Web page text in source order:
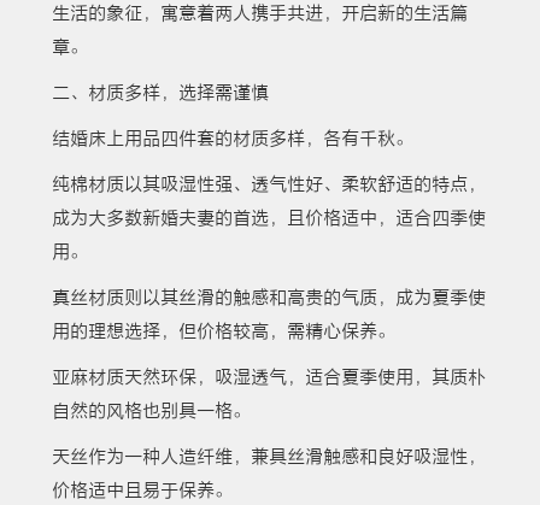
生活的象征，寓意着两人携手共进，开启新的生活篇
章。
二、材质多样，选择需谨慎
结婚床上用品四件套的材质多样，各有千秋。
纯棉材质以其吸湿性强、透气性好、柔软舒适的特点，
成为大多数新婚夫妻的首选，且价格适中，适合四季使
用。
真丝材质则以其丝滑的触感和高贵的气质，成为夏季使
用的理想选择，但价格较高，需精心保养。
亚麻材质天然环保，吸湿透气，适合夏季使用，其质朴
自然的风格也别具一格。
天丝作为一种人造纤维，兼具丝滑触感和良好吸湿性，
价格适中且易于保养。